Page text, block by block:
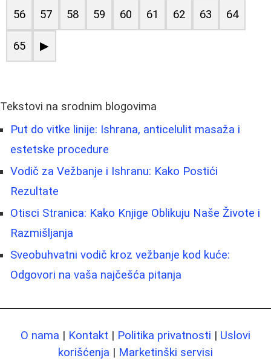
56 57 58 59 60 61 62 63 64
65 ▶
Tekstovi na srodnim blogovima
Put do vitke linije: Ishrana, anticelulit masaža i
estetske procedure
Vodič za Vežbanje i Ishranu: Kako Postići
Rezultate
Otisci Stranica: Kako Knjige Oblikuju Naše Živote i
Razmišljanja
Sveobuhvatni vodič kroz vežbanje kod kuće:
Odgovori na vaša najčešća pitanja
O nama | Kontakt | Politika privatnosti | Uslovi
korišćenja | Marketinški servisi